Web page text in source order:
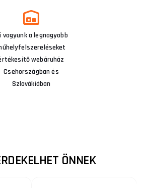
vagyunk a legnagyobb
webáruház
Csehországban és
Szlovákiában
ÖNNEK